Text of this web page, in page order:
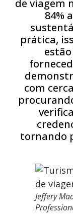
de viagem
84%
prática,
com
tornando
Jeffery